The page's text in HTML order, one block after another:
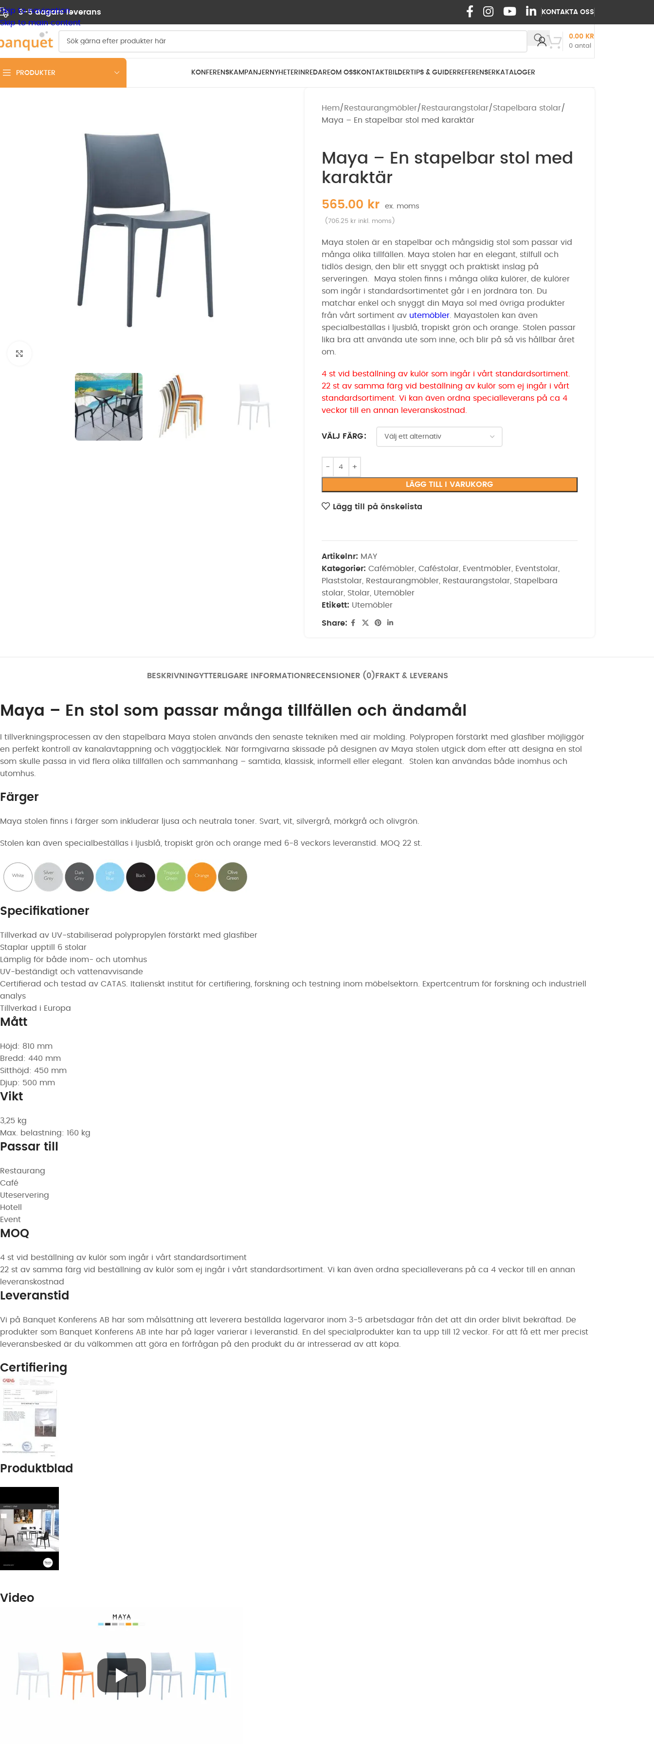
Skip to navigation
Skip to main content
3-5 dagars leverans KONTAKTA OSS
0 antal
0.00 KR
PRODUKTER KONFERENSKAMPANJER NYHETER INREDAREOM OSSKONTAKT BILDER TIPS & GUIDER REFERENSER KATALOGER
Hem Restaurangmöbler Restaurangstolar
Stapelbara stolar
Maya – En stapelbar stol med karaktär
Maya – En stapelbar stol med
karaktär
565.00 kr
(706.25 krinkl. moms)
Maya stolen är en stapelbar och mångsidig stol som passar vid
många olika tillfällen. Maya stolen har en elegant, stilfull och
tidlös design, den blir ett snyggt och praktiskt inslag på
serveringen. Maya stolen finns i många olika kulörer, de kulörer
som ingår i standardsortimentet går i en jordnära ton. Du
matchar enkel och snyggt din Maya sol med övriga produkter
från vårt sortiment av utemöbler. Mayastolen kan även
specialbeställas i ljusblå, tropiskt grön och orange. Stolen passar
lika bra att använda ute som inne, och blir på så vis hållbar året
om.
4 st vid beställning av kulör som ingår i vårt standardsortiment.
22 st av samma färg vid beställning av kulör som ej ingår i vårt
standardsortiment. Vi kan även ordna specialleverans på ca 4
veckor till en annan leveranskostnad.
VÄLJ FÄRG
LÄGG TILL I VARUKORG
Lägg till på önskelista
Artikelnr: MAY
Kategorier: Cafémöbler, Caféstolar, Eventmöbler, Eventstolar,
Plaststolar, Restaurangmöbler, Restaurangstolar, Stapelbara
stolar, Stolar, Utemöbler
Etikett: Utemöbler
Share:
BESKRIVNINGYTTERLIGARE INFORMATION RECENSIONER (0) FRAKT & LEVERANS
Maya – En stol som passar många tillfällen och ändamål
I tillverkningsprocessen av den stapelbara Maya stolen används den senaste tekniken med air molding. Polypropen förstärkt med glasfiber möjliggör
en perfekt kontroll av kanalavtappning och väggtjocklek. När formgivarna skissade på designen av Maya stolen utgick dom efter att designa en stol
som skulle passa in vid flera olika tillfällen och sammanhang – samtida, klassisk, informell eller elegant. Stolen kan användas både inomhus och
utomhus.
Färger
Maya stolen finns i färger som inkluderar ljusa och neutrala toner. Svart, vit, silvergrå, mörkgrå och olivgrön.
Stolen kan även specialbeställas i ljusblå, tropiskt grön och orange med 6-8 veckors leveranstid. MOQ 22 st.
Specifikationer
Tillverkad av UV-stabiliserad polypropylen förstärkt med glasfiber
Staplar upptill 6 stolar
Lämplig för både inom- och utomhus
UV-beständigt och vattenavvisande
Certifierad och testad av CATAS. Italienskt institut för certifiering, forskning och testning inom möbelsektorn. Expertcentrum för forskning och industriell
analys
Tillverkad i Europa
Mått
Höjd: 810 mm
Bredd: 440 mm
Sitthöjd: 450 mm
Djup: 500 mm
Vikt
3,25 kg
Max. belastning: 160 kg
Passar till
Restaurang
Café
Uteservering
Hotell
Event
MOQ
4 st vid beställning av kulör som ingår i vårt standardsortiment
22 st av samma färg vid beställning av kulör som ej ingår i vårt standardsortiment. Vi kan även ordna specialleverans på ca 4 veckor till en annan
leveranskostnad
Leveranstid
Vi på Banquet Konferens AB har som målsättning att leverera beställda lagervaror inom 3-5 arbetsdagar från det att din order blivit bekräftad. De
produkter som Banquet Konferens AB inte har på lager varierar i leveranstid. En del specialprodukter kan ta upp till 12 veckor. För att få ett mer precist
leveransbesked är du välkommen att göra en förfrågan på den produkt du är intresserad av att köpa.
Certifiering
Produktblad
Video